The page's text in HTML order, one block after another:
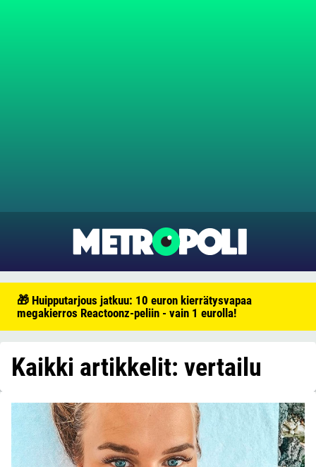
🎁 Huipputarjous jatkuu: 10 euron kierrätysvapaa
megakierros Reactoonz-peliin - vain 1 eurolla!
Kaikki artikkelit: vertailu